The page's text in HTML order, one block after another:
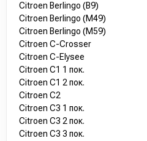
Citroen Berlingo (B9)
Citroen Berlingo (M49)
Citroen Berlingo (M59)
Citroen C-Crosser
Citroen C-Elysee
Citroen C1 1 пок.
Citroen C1 2 пок.
Citroen C2
Citroen C3 1 пок.
Citroen C3 2 пок.
Citroen C3 3 пок.